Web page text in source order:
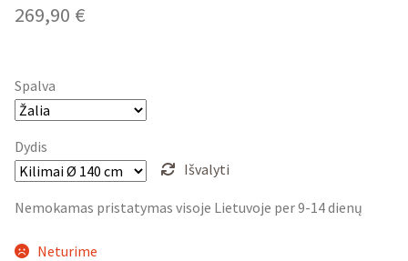
269,90 €
Spalva
Dydis
Išvalyti
Nemokamas pristatymas visoje Lietuvoje per 9-14 dienų
Neturime